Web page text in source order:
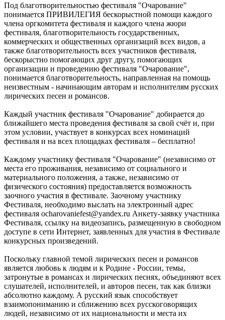
Под благотворительностью фестиваля "Очарование"
понимается ПРИВИЛЕГИЯ бескорыстной помощи каждого
члена оргкомитета фестиваля и каждого члена жюри
фестиваля, благотворительность государственных,
коммерческих и общественных организаций всех видов, а
также благотворительность всех участников фестиваля,
бескорыстно помогающих друг другу, помогающих
организации и проведению фестиваля "Очарование",
понимается благотворительность, направленная на помощь
неизвестным - начинающим авторам и исполнителям русских
лирических песен и романсов.
Каждый участник фестиваля "Очарование" добирается до
ближайшего места проведения фестиваля за свой счёт и, при
этом условии, участвует в конкурсах всех номинаций
фестиваля и на всех площадках фестиваля – бесплатно!
Каждому участнику фестиваля "Очарование" (независимо от
места его проживания, независимо от социального и
материального положения, а также, независимо от
физического состояния) предоставляется возможность
заочного участия в фестивале. Заочному участнику
Фестиваля, необходимо выслать на электронный адрес
фестиваля ocharovaniefest@yandex.ru Анкету-заявку участника
Фестиваля, ссылку на видеозапись, размещенную в свободном
доступе в сети Интернет, заявленных для участия в Фестивале
конкурсных произведений.
Поскольку главной темой лирических песен и романсов
является любовь к людям и к Родине - России, темы,
затронутые в романсах и лирических песнях, объединяют всех
слушателей, исполнителей, и авторов песен, так как близки
абсолютно каждому. А русский язык способствует
взаимопониманию и сближению всех русскоговорящих
людей, независимо от их национальности и места их